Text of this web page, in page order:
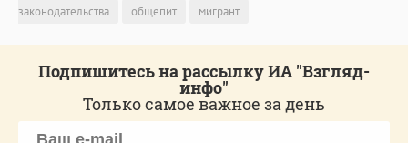
законодательства
общепит мигрант
Подпишитесь на рассылку ИА "Взгляд-
инфо"
Только самое важное за день